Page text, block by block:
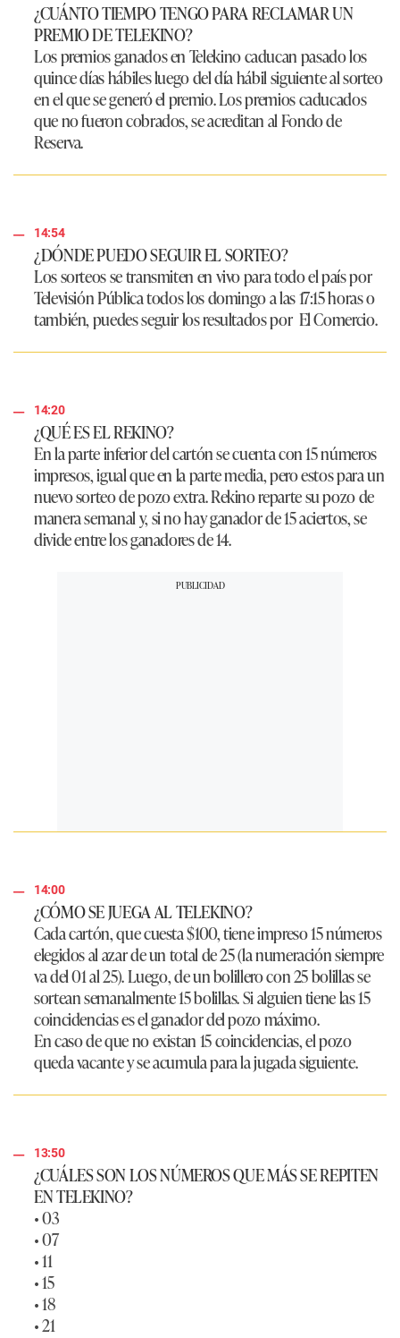
¿CUÁNTO TIEMPO TENGO PARA RECLAMAR UN
PREMIO DE TELEKINO?
Los premios ganados enTelekinocaducan pasado los
quince días hábiles luego del día hábil siguiente al sorteo
en el que se generó el premio. Los premios caducados
que no fueron cobrados, se acreditan al Fondo de
Reserva.
14:54
¿DÓNDE PUEDO SEGUIR EL SORTEO?
Los sorteos se transmiten en vivo para todo el país por
Televisión Pública todos los domingo a las 17:15 horas o
también, puedes seguir los resultados por El Comercio.
14:20
¿QUÉ ES EL REKINO?
En la parte inferior del cartón se cuenta con 15 números
impresos, igual que en la parte media, pero estos para un
nuevo sorteo de pozo extra. Rekino reparte su pozo de
manera semanal y, si no hay ganador de 15 aciertos, se
divide entre los ganadores de 14.
14:00
¿CÓMO SE JUEGA AL TELEKINO?
Cada cartón, que cuesta $100, tiene impreso 15 números
elegidos al azar de un total de 25 (la numeración siempre
va del 01 al 25). Luego, de un bolillero con 25 bolillas se
sortean semanalmente 15 bolillas. Si alguien tiene las 15
coincidencias es el ganador del pozo máximo.
En caso de que no existan 15 coincidencias, el pozo
queda vacante y se acumula para la jugada siguiente.
13:50
¿CUÁLES SON LOS NÚMEROS QUE MÁS SE REPITEN
EN TELEKINO?
• 03
• 07
• 11
• 15
• 18
• 21